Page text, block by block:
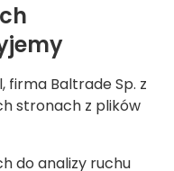
firma Baltrade Sp. z
stronach z plików
do analizy ruchu